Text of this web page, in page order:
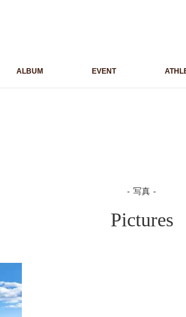
ALBUM EVENT
写真
Pictures